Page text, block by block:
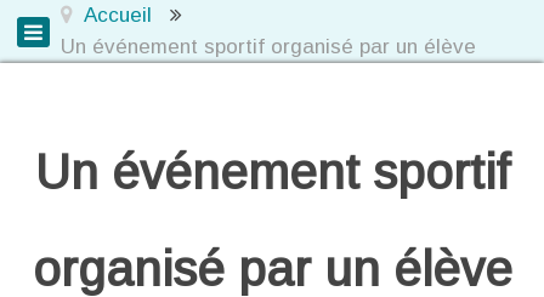
Accueil
Un événement sportif organisé par un élève
Un événement sportif
organisé par un élève